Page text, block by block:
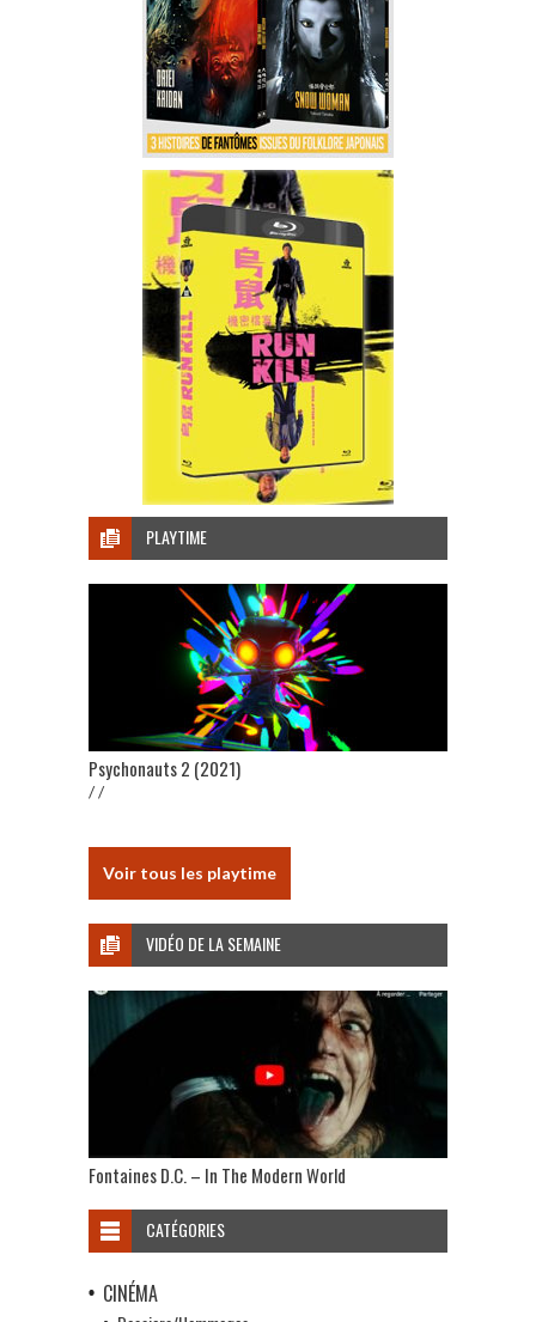
PLAYTIME
Psychonauts 2 (2021)
/ /
Voir tous les playtime
VIDÉO DE LA SEMAINE
Fontaines D.C. – In The Modern World
CATÉGORIES
CINÉMA